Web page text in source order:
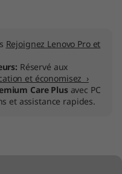
Rejoignez Lenovo Pro et
Réservé aux
et économisez ›
Care Plusavec PC
et assistance rapides.